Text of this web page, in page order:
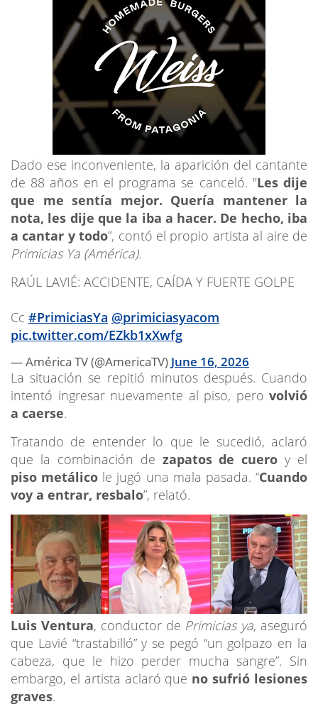
Dado ese inconveniente, la aparición del cantante
de 88 años en el programa se canceló. "Les dije
que me sentía mejor. Quería mantener la
nota, les dije que la iba a hacer. De hecho, iba
a cantar y todo”, contó el propio artista al aire de
Primicias Ya (América).
RAÚL LAVIÉ: ACCIDENTE, CAÍDA Y FUERTE GOLPE
Cc #PrimiciasYa @primiciasyacom
pic.twitter.com/EZkb1xXwfg
— América TV (@AmericaTV) June 16, 2026
La situación se repitió minutos después. Cuando
intentó ingresar nuevamente al piso, pero volvió
a caerse.
Tratando de entender lo que le sucedió, aclaró
que la combinación de zapatos de cuero y el
piso metálico le jugó una mala pasada. “Cuando
voy a entrar, resbalo”, relató.
Luis Ventura, conductor de Primicias ya, aseguró
que Lavié “trastabilló” y se pegó “un golpazo en la
cabeza, que le hizo perder mucha sangre”. Sin
embargo, el artista aclaró que no sufrió lesiones
graves.